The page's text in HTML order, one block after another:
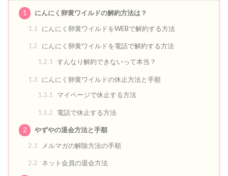
1
にんにく卵黄ワイルドの解約方法は？
1.1
にんにく卵黄ワイルドをWEBで解約する方法
1.2
にんにく卵黄ワイルドを電話で解約する方法
1.2.1
すんなり解約できないって本当？
1.3
にんにく卵黄ワイルドの休止方法と手順
1.3.1
マイページで休止する方法
1.3.2 電話で休止する方法
2
やずやの退会方法と手順
2.1
メルマガの解除方法の手順
2.2 ネット会員の退会方法